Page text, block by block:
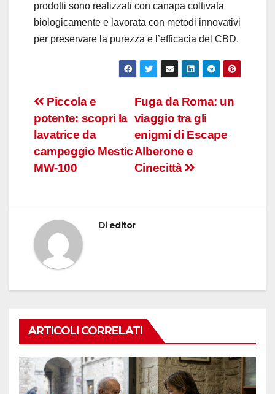
prodotti sono realizzati con canapa coltivata
biologicamente e lavorata con metodi innovativi
per preservare la purezza e l’efficacia del CBD.
Navigazione
articoli
Fuga da Roma: un
viaggio tra gli
enigmi di Escape
Alberone e
Cinecittà
Piccola e
potente: scopri la
lavatrice da
campeggio Mestic
MW-100
Di editor
ARTICOLI CORRELATI